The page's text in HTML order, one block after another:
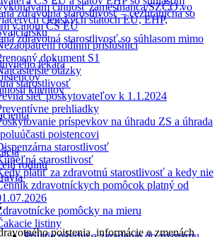
činnosť zamestnanca/SZČO vo
členských štátoch EÚ, EHP,
rodinní príslušníci
dokument S1
otázky
starostlivosť
sieť poskytovateľov k 1.1.2024
prehliadky
príspevkov na úhradu ZS a úhrada
poistencovi
starostlivosť
starostlivosť
platiť za zdravotnú starostlivosť a kedy nie
zdravotníckych pomôcok platný od
pomôcky na mieru
listiny
zdravotná starostlivosť – cezhraničná so
v inom ČŠ EÚ
zdravotná starostlivosť so súhlasom mimo
lekára
klientov
rodinu
poistenia, informácie o zmenách